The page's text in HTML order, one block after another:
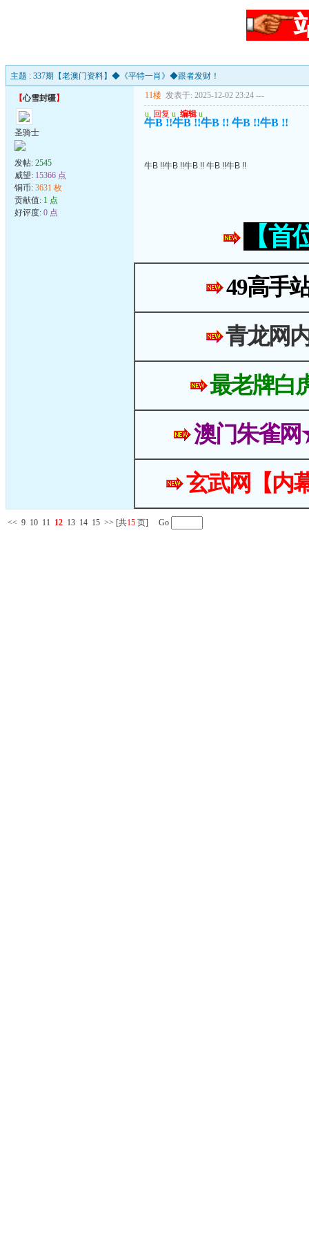
主题 : 337期【老澳门资料】◆《平特一肖》◆跟者发财！
【心雪封疆】
圣骑士
发帖: 2545
威望: 15366 点
铜币: 3631 枚
贡献值: 1 点
好评度: 0 点
11楼 发表于: 2025-12-02 23:24 ---
u 回复 u 编辑 u
牛B !!牛B !!牛B !! 牛B !!牛B !!
牛B !!牛B !!牛B !! 牛B !!牛B !!
【
49高手
青龙网
最老牌白
澳门朱雀
玄武网【内
<< 9 10 11 12 13 14 15 >> [共15 页] Go